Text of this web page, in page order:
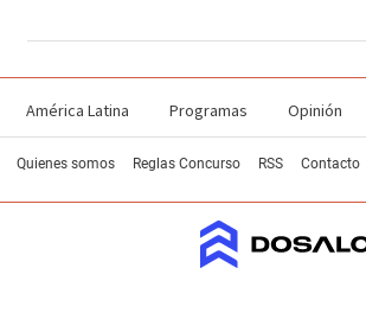
América Latina Programas Opinión
Quienes somos Reglas Concurso RSS Contacto